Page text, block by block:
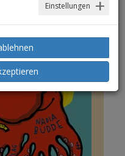
Einstellungen